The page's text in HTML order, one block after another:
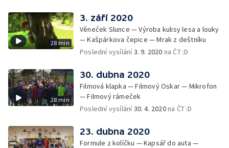
28 min
3. září 2020
Věneček Slunce — Výroba kulisy lesa a louky
— Kašpárkova čepice — Mrak z deštníku
Poslední vysílání3. 9. 2020 na ČT :D
28 min
30. dubna 2020
Filmová klapka — Filmový Oskar — Mikrofon
— Filmový rámeček
Poslední vysílání30. 4. 2020na ČT :D
23. dubna 2020
Formule z kolíčku — Kapsář do auta —